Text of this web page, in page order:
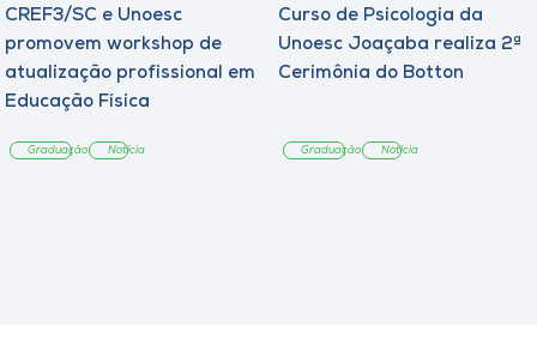
CREF3/SC e Unoesc
promovem workshop de
atualização profissional em
Educação Física
Graduação Notícia
Curso de Psicologia da
Unoesc Joaçaba realiza 2ª
Cerimônia do Botton
Graduação Notícia